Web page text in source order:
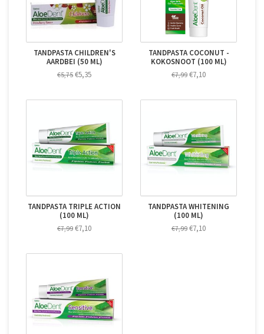
TANDPASTA CHILDREN'S
AARDBEI (50 ML)
€5,75 €5,35
TANDPASTA COCONUT -
KOKOSNOOT (100 ML)
€7,99 €7,10
TANDPASTA TRIPLE ACTION
(100 ML)
€7,99 €7,10
TANDPASTA WHITENING
(100 ML)
€7,99 €7,10